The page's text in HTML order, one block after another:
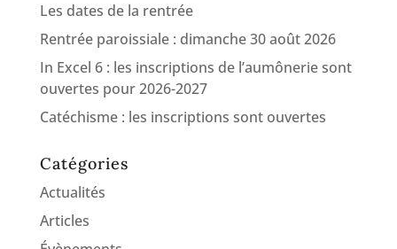
Les dates de la rentrée
Rentrée paroissiale : dimanche 30 août 2026
In Excel 6 : les inscriptions de l’aumônerie sont
ouvertes pour 2026-2027
Catéchisme : les inscriptions sont ouvertes
Catégories
Actualités
Articles